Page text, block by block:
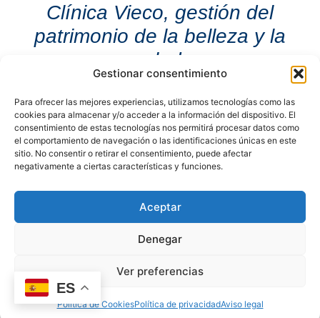
Gestionar consentimiento
Para ofrecer las mejores experiencias, utilizamos tecnologías como las
cookies para almacenar y/o acceder a la información del dispositivo. El
consentimiento de estas tecnologías nos permitirá procesar datos como
el comportamiento de navegación o las identificaciones únicas en este
sitio. No consentir o retirar el consentimiento, puede afectar
negativamente a ciertas características y funciones.
Aceptar
Denegar
Ver preferencias
Política de CookiesPolítica de privacidadAviso legal
Clínica Vieco, gestión del
patrimonio de la belleza y la
salud.
hola@clinicavieco.com +34 653 72 72 72
|Política de Cookies
© Copyright Clínica Vieco 2025 | Todos los derechos reservados
ES